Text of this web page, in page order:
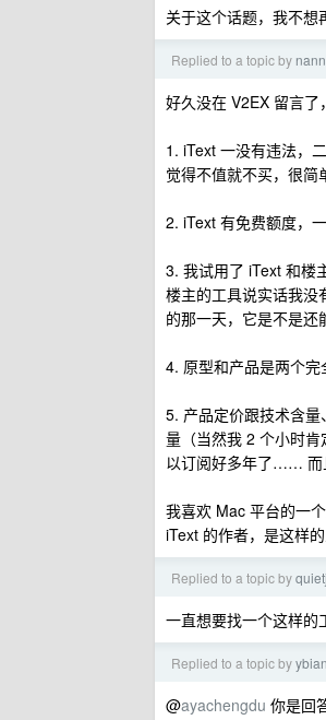
关于这个话题，我不想
Replied to a topic by
好久没在 V2EX 留言了
1. iText 一没有违法，
觉得不值就不买，很简
2. iText 有免费额度，
3. 我试用了 iText 和楼
楼主的工具说实话我没
的那一天，它是不是还
4. 原型和产品是两个完
5. 产品定价跟技术含
量（当然我 2 个小时
以订阅好多年了…… 而
我喜欢 Mac 平台的一
iText 的作者，是这样
Replied to a topic by
一直想要找一个这样的
Replied to a topic byybian
@ayachengdu 你是回